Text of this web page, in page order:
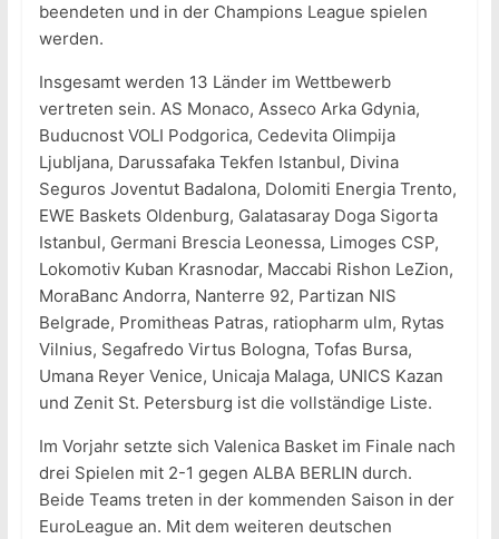
beendeten und in der Champions League spielen
werden.
Insgesamt werden 13 Länder im Wettbewerb
vertreten sein. AS Monaco, Asseco Arka Gdynia,
Buducnost VOLI Podgorica, Cedevita Olimpija
Ljubljana, Darussafaka Tekfen Istanbul, Divina
Seguros Joventut Badalona, Dolomiti Energia Trento,
EWE Baskets Oldenburg, Galatasaray Doga Sigorta
Istanbul, Germani Brescia Leonessa, Limoges CSP,
Lokomotiv Kuban Krasnodar, Maccabi Rishon LeZion,
MoraBanc Andorra, Nanterre 92, Partizan NIS
Belgrade, Promitheas Patras, ratiopharm ulm, Rytas
Vilnius, Segafredo Virtus Bologna, Tofas Bursa,
Umana Reyer Venice, Unicaja Malaga, UNICS Kazan
und Zenit St. Petersburg ist die vollständige Liste.
Im Vorjahr setzte sich Valenica Basket im Finale nach
drei Spielen mit 2-1 gegen ALBA BERLIN durch.
Beide Teams treten in der kommenden Saison in der
EuroLeague an. Mit dem weiteren deutschen